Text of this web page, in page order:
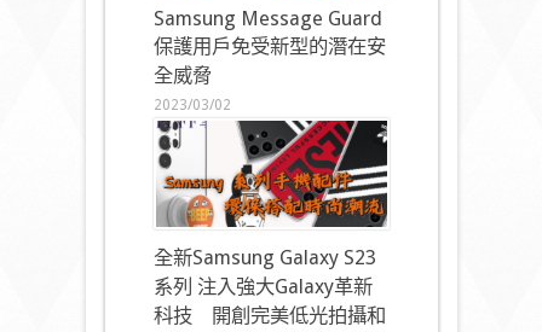
Samsung Message Guard
保護用戶免受新型的潛在安
全威脅
2023/03/02
全新Samsung Galaxy S23
系列 注入強大Galaxy革新
科技 開創完美低光拍攝和